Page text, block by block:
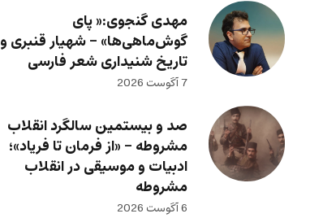
مهدی گنجوی:« پای
گوش‌ماهی‌ها» – شهیار قنبری و
تاریخ شنیداری شعر فارسی
7 آگوست 2026
صد و بیستمین سالگرد انقلاب
مشروطه – «از فرمان تا فریاد»؛
ادبیات و موسیقی در انقلاب
مشروطه
6 آگوست 2026